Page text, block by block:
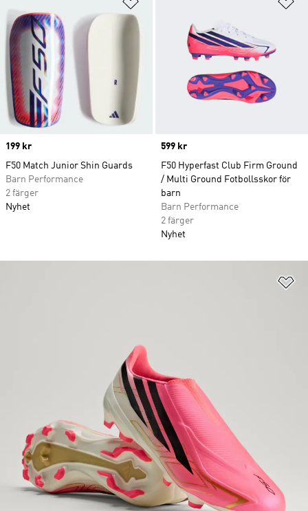
Price
199 kr
F50 Match Junior Shin Guards
Barn Performance
2 färger
Nyhet
Price
599 kr
F50 Hyperfast Club Firm Ground
/ Multi Ground Fotbollsskor för
barn
Barn Performance
2 färger
Nyhet